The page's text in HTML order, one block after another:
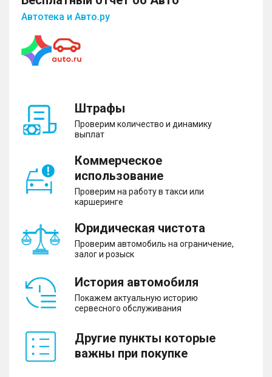
Автотека и Авто.ру
Штрафы
Проверим количество и динамику
выплат
Коммерческое
использование
Проверим на работу в такси или
каршеринге
Юридическая чистота
Проверим автомобиль на ограничение,
залог и розыск
История автомобиля
Покажем актуальную историю
сервесного обслуживания
Другие пункты которые
важны при покупке